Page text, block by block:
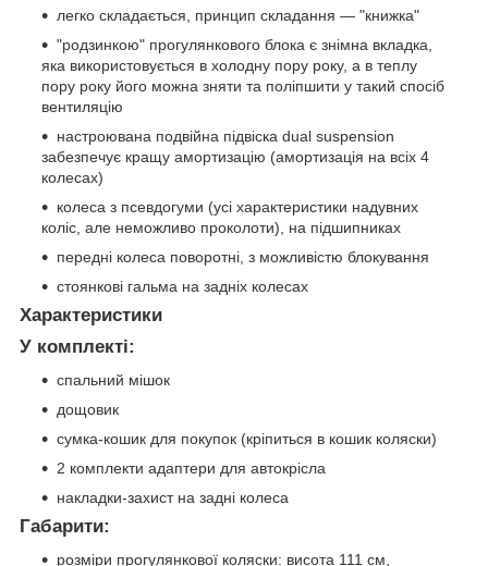
легко складається, принцип складання — "книжка"
"родзинкою" прогулянкового блока є знімна вкладка,
яка використовується в холодну пору року, а в теплу
пору року його можна зняти та поліпшити у такий спосіб
вентиляцію
настроювана подвійна підвіска dual suspension
забезпечує кращу амортизацію (амортизація на всіх 4
колесах)
колеса з псевдогуми (усі характеристики надувних
коліс, але неможливо проколоти), на підшипниках
передні колеса поворотні, з можливістю блокування
стоянкові гальма на задніх колесах
Характеристики
У комплекті:
спальний мішок
дощовик
сумка-кошик для покупок (кріпиться в кошик коляски)
2 комплекти адаптери для автокрісла
накладки-захист на задні колеса
Габарити:
розміри прогулянкової коляски: висота 111 см,